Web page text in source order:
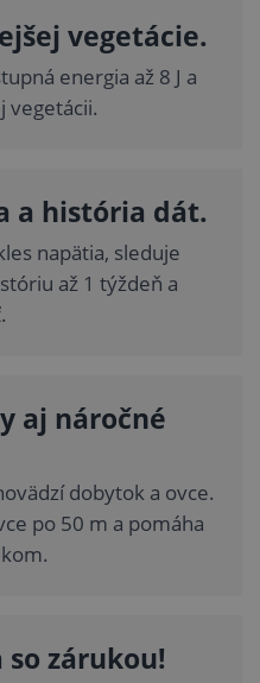
vegetácie.
energia až 8 J a
vegetácii.
a história dát.
napätia, sleduje
až 1 týždeň a
aj náročné
dobytok a ovce.
po 50 m a pomáha
zárukou!